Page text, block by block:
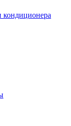
кондиционера